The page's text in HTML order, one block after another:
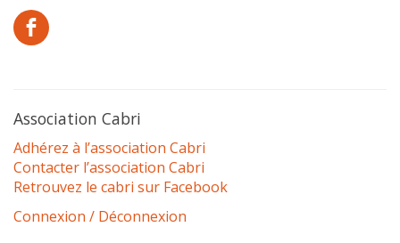
Association Cabri
Adhérez à l’association Cabri
Contacter l’association Cabri
Retrouvez le cabri sur Facebook
Connexion / Déconnexion